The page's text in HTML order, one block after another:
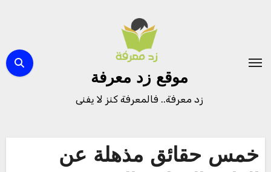
موقع زد معرفة
زد معرفة.. فالمعرفة كنز لا يفنى
خمس حقائق مذهلة عن